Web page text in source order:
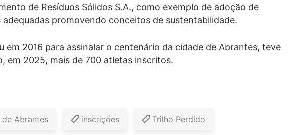
de Resíduos Sólidos S.A., como exemplo de adoção de
adequadas promovendo conceitos de sustentabilidade.
em 2016 para assinalar o centenário da cidade de Abrantes, teve
em 2025, mais de 700 atletas inscritos.
de Abrantes inscrições Trilho Perdido